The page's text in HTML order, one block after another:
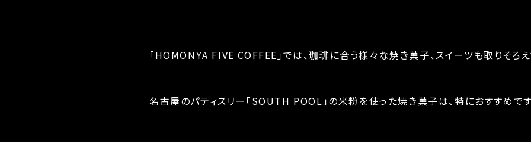
「HOMONYA FIVE COFFEE」では、珈琲に合う様々な焼き菓子、スイーツも取りそろえ
名古屋のパティスリー「SOUTH POOL」の米粉を使った焼き菓子は、特におすすめです